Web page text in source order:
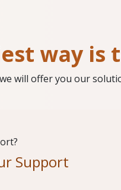
way is
will offer you our
Support